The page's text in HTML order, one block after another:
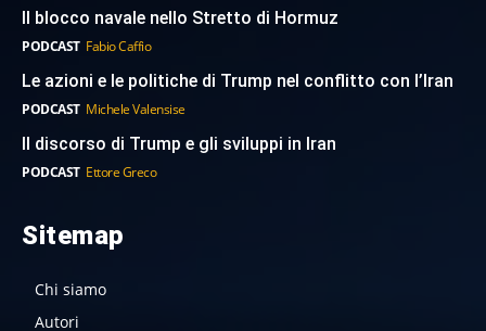
Il blocco navale nello Stretto di Hormuz
PODCAST Fabio Caffio
Le azioni e le politiche di Trump nel conflitto con l’Iran
PODCAST Michele Valensise
Il discorso di Trump e gli sviluppi in Iran
PODCAST Ettore Greco
Sitemap
Chi siamo
Autori